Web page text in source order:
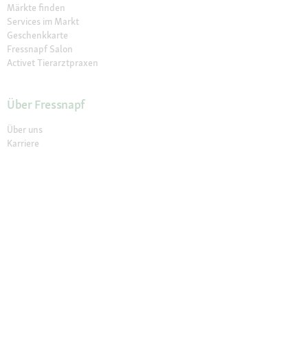
Märkte finden
Services im Markt
Geschenkkarte
Fressnapf Salon
Activet Tierarztpraxen
Über Fressnapf
Über uns
Karriere